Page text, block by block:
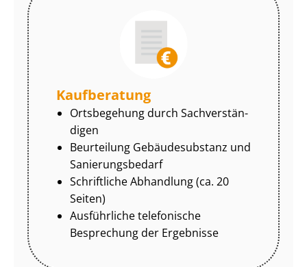
Kaufberatung
Ortsbegehung durch Sach­ver­stän­
di­gen
Beurteilung Gebäudesubstanz und
Sa­nie­rungs­be­darf
Schriftliche Abhandlung (ca. 20
Seiten)
Ausführliche telefonische
Besprechung der Ergebnisse